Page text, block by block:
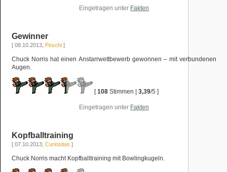
Eingetragen unter Fakten
Gewinner
[ 08.10.2013,Peschi ]
Chuck Norris hat einen Anstarrwettbewerb gewonnen – mit verbundenen
Augen.
[108 Stimmen |3,39/5 ]
Eingetragen unter Fakten
Kopfballtraining
[ 07.10.2013,Curiositas ]
Chuck Norris macht Kopfballtraining mit Bowlingkugeln.